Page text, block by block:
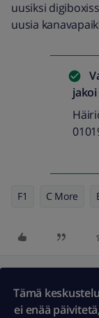
uusiksi
uusia
jakoi
F1 C More
Tämä
ei enää